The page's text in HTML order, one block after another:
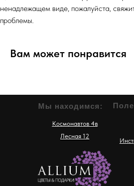
ненадлежащем виде, пожалуйста,
проблемы.
Вам может понравится
Лесная 12
Мы находимся:
Космонавтов 4в